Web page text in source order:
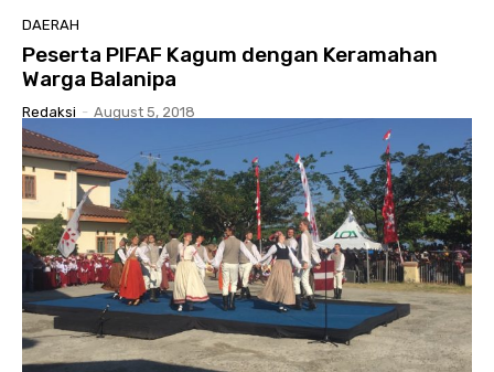
DAERAH
Peserta PIFAF Kagum dengan Keramahan
Warga Balanipa
Redaksi - August 5, 2018